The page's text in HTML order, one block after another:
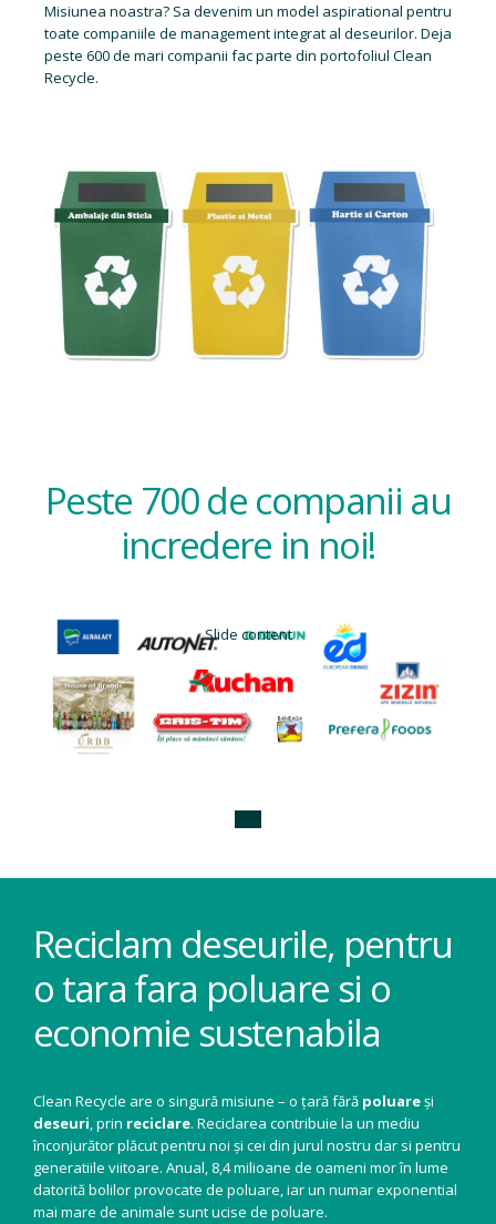
Misiunea noastra? Sa devenim un model aspirational pentru
toate companiile de management integrat al deseurilor. Deja
peste 600 de mari companii fac parte din portofoliul Clean
Recycle.
Peste 700 de companii au
incredere in noi!
Slide content
Reciclam deseurile, pentru
o tara fara poluare si o
economie sustenabila
Clean Recycle are o singură misiune – o țară fără poluareși
deseuri, prin reciclare. Reciclarea contribuie la un mediu
înconjurător plăcut pentru noi și cei din jurul nostru dar si pentru
generatiile viitoare. Anual, 8,4 milioane de oameni mor în lume
datorită bolilor provocate de poluare, iar un numar exponential
mai mare de animale sunt ucise de poluare.